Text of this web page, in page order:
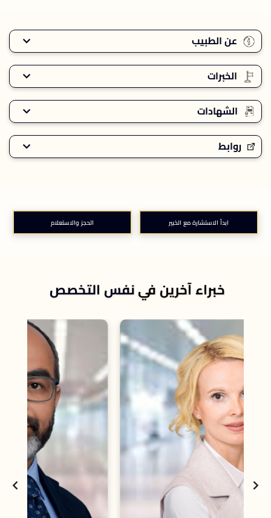
عن الطبيب
الخبرات
الشهادات
روابط
ابدأ الاستشارة مع الخبير الحجز والاستعلام
خبراء آخرين في نفس التخصص